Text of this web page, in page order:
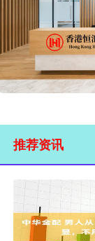
推荐资讯